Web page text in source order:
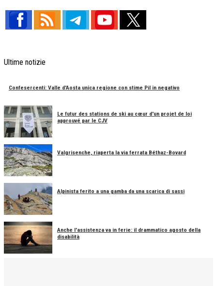
Ultime notizie
Confesercenti: Valle d'Aosta unica regione con stime Pil in negativo
Le futur des stations de ski au cœur d'un projet de loi
approuvé par le CJV
Valgrisenche, riaperta la via ferrata Béthaz-Bovard
Alpinista ferito a una gamba da una scarica di sassi
Anche l'assistenza va in ferie: il drammatico agosto della
disabilità